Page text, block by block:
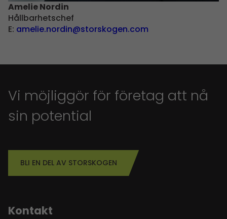
Amelie Nordin
Hållbarhets­chef
E: amelie.nordin@storskogen.com
Vi möjliggör för företag att nå
sin potential
BLI EN DEL AV STORSKOGEN
Kontakt